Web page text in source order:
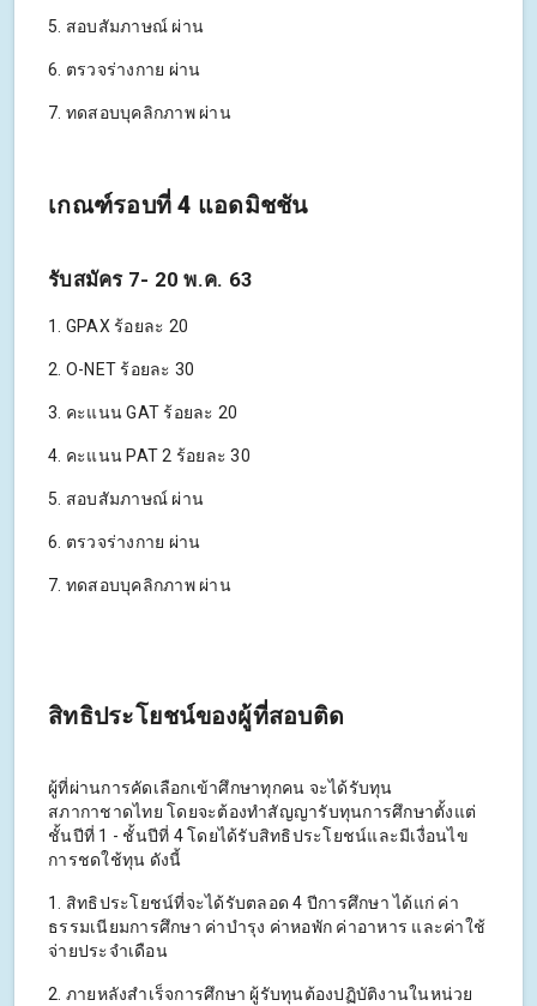
5. สอบสัมภาษณ์ ผ่าน
6. ตรวจร่างกาย ผ่าน
7. ทดสอบบุคลิกภาพ ผ่าน
เกณฑ์รอบที่ 4 แอดมิชชัน
รับสมัคร 7- 20 พ.ค. 63
1. GPAX ร้อยละ 20
2. O-NET ร้อยละ 30
3. คะแนน GAT ร้อยละ 20
4. คะแนน PAT 2 ร้อยละ 30
5. สอบสัมภาษณ์ ผ่าน
6. ตรวจร่างกาย ผ่าน
7. ทดสอบบุคลิกภาพ ผ่าน
สิทธิประโยชน์ของผู้ที่สอบติด
ผู้ที่ผ่านการคัดเลือกเข้าศึกษาทุกคน จะได้รับทุน
สภากาชาดไทย โดยจะต้องทำสัญญารับทุนการศึกษาตั้งแต่
ชั้นปีที่ 1 - ชั้นปีที่ 4 โดยได้รับสิทธิประโยชน์และมีเงื่อนไข
การชดใช้ทุน ดังนี้
1. สิทธิประโยชน์ที่จะได้รับตลอด 4 ปีการศึกษา ได้แก่ ค่า
ธรรมเนียมการศึกษา ค่าบำรุง ค่าหอพัก ค่าอาหาร และค่าใช้
จ่ายประจำเดือน
2. ภายหลังสำเร็จการศึกษา ผู้รับทุนต้องปฏิบัติงานในหน่วย